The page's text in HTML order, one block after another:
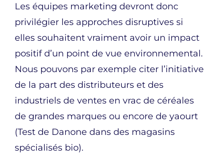
Les équipes marketing devront donc
privilégier les approches disruptives si
elles souhaitent vraiment avoir un impact
positif d’un point de vue environnemental.
Nous pouvons par exemple citer l’initiative
de la part des distributeurs et des
industriels de ventes en vrac de céréales
de grandes marques ou encore de yaourt
(Test de Danone dans des magasins
spécialisés bio).